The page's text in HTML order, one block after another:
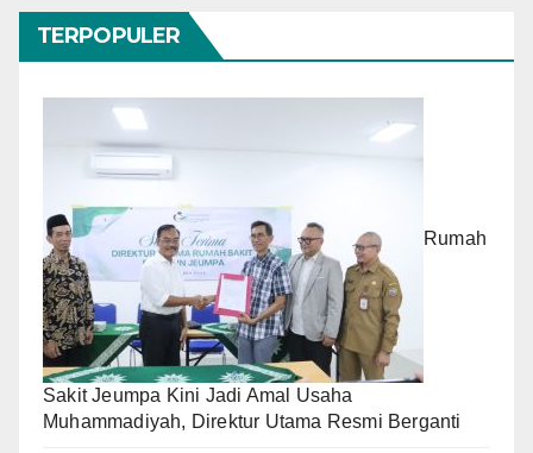
TERPOPULER
Rumah
Sakit Jeumpa Kini Jadi Amal Usaha
Muhammadiyah, Direktur Utama Resmi Berganti